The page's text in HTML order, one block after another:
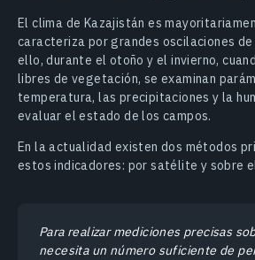
El clima de Kazajistán es
caracteriza por grandes oscilaciones
ello, durante el otoño y el invierno,
libres de vegetación, se examinan
temperatura, las precipitaciones y la
evaluar el estado de los campos.
En la actualidad existen dos métodos
estos indicadores: por satélite y sobre
Para realizar mediciones precisas
necesita un número suficiente de